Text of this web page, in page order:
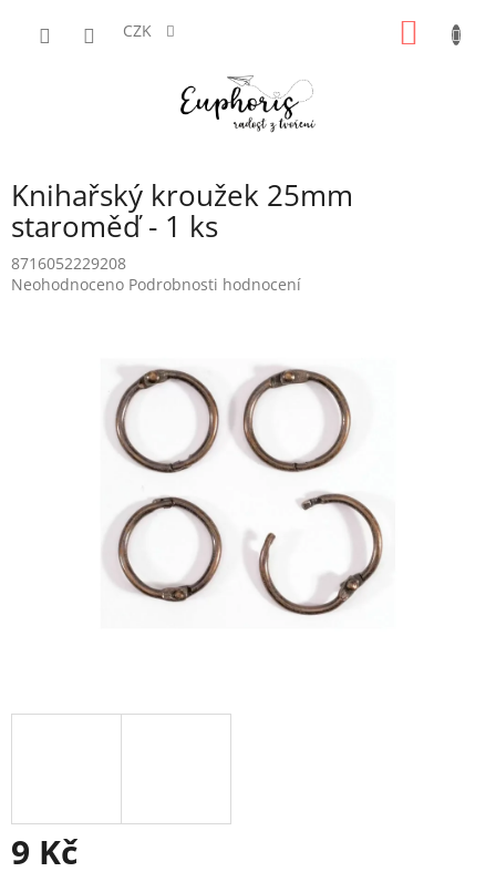
CZK
Knihařský kroužek 25mm
staroměď - 1 ks
8716052229208
Průměrné
Neohodnoceno Podrobnosti hodnocení
9 Kč